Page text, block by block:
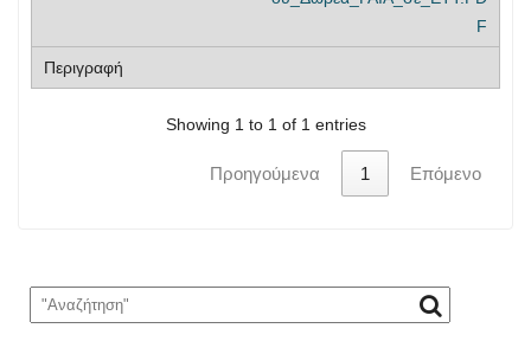
F
Showing 1 to 1 of 1 entries
Προηγούμενα 1 Επόμενο